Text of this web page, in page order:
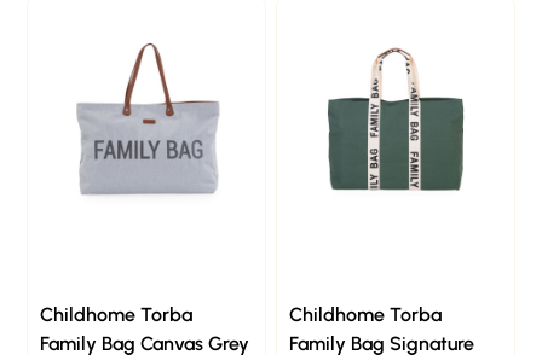
Childhome Torba
Family Bag Canvas Grey
Childhome Torba
Family Bag Signature